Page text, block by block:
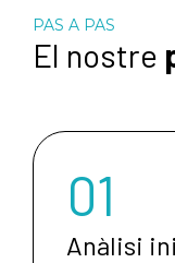
PAS A PAS
El nostre
01
Anàlisi